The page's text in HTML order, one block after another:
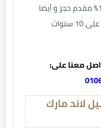
طرق الدفع والتقسيط : 10% مقدم حجز و أيضا
تقسيط الباقي من المبلغ على 10 سنوات
معنا على:
لاند مارك